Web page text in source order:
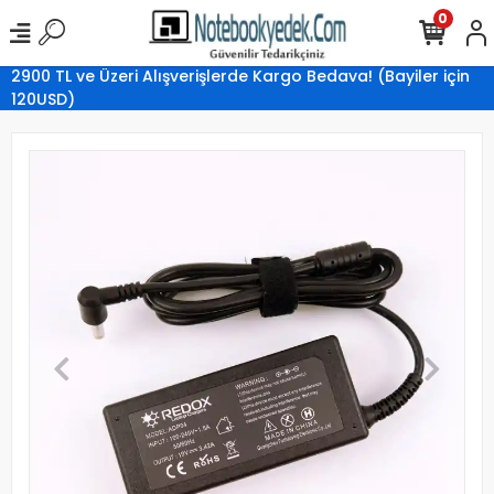
2900 TL ve Üzeri Alışverişlerde Kargo Bedava! (Bayiler için
120USD)
0